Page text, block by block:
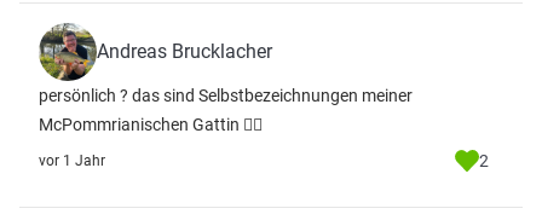
Andreas Brucklacher
persönlich ? das sind Selbstbezeichnungen meiner
McPommrianischen Gattin 🤷‍♂️
vor 1 Jahr 2